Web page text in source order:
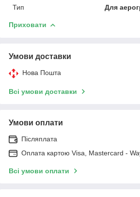
Тип
Для
Приховати
Умови доставки
Нова Пошта
Всі умови доставки
Умови оплати
Післяплата
Оплата картою Visa, Mastercard -
Всі умови оплати